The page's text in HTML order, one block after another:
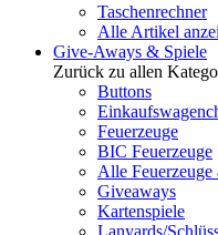
Taschenrechner
Alle Artikel
Give-Aways & Spiele
Zurück zu allen
Buttons
Feuerzeuge
BIC Feuerzeuge
Alle Feuerzeuge
Giveaways
Kartenspiele
Lanyards/